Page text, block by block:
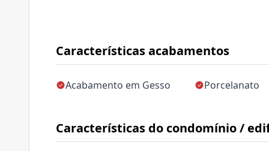
Características acabamentos
Acabamento em Gesso Porcelanato
Características do condomínio /